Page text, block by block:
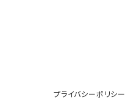
プライバシーポリシー